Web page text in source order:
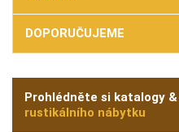
DOPORUČUJEME
Prohlédněte si katalogy
rustikálního nábytku